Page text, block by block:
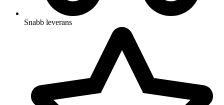
Snabb leverans